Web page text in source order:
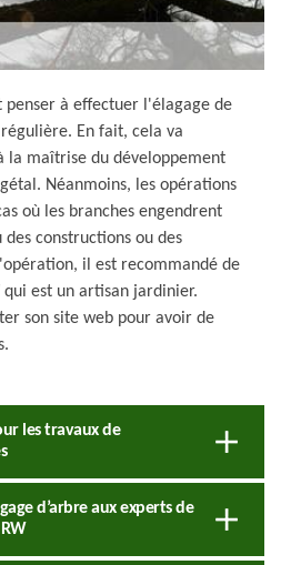
penser à effectuer l'élagage de
En fait, cela va
la maîtrise du développement
Néanmoins, les opérations
où les branches engendrent
constructions ou des
il est recommandé de
est un artisan jardinier.
son site web pour avoir de
les travaux de
d’arbre aux experts de